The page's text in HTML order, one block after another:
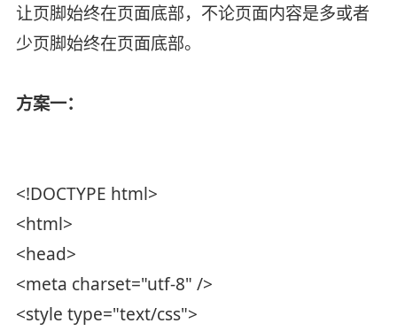
让页脚始终在页面底部，不论页面内容是多或者
少页脚始终在页面底部。
方案一：
<!DOCTYPE html>
<html>
<head>
<meta charset="utf-8" />
<style type="text/css">